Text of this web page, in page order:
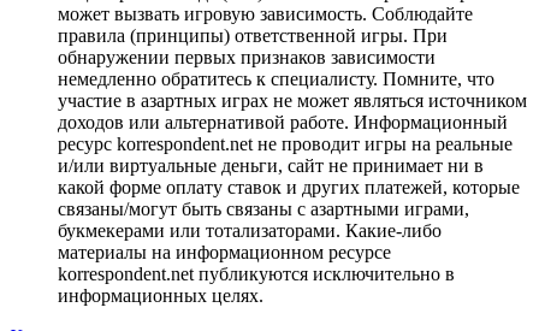
может вызвать игровую зависимость. Соблюдайте
правила (принципы) ответственной игры. При
обнаружении первых признаков зависимости
немедленно обратитесь к специалисту. Помните, что
участие в азартных играх не может являться источником
доходов или альтернативой работе. Информационный
ресурс korrespondent.net не проводит игры на реальные
и/или виртуальные деньги, сайт не принимает ни в
какой форме оплату ставок и других платежей, которые
связаны/могут быть связаны с азартными играми,
букмекерами или тотализаторами. Какие-либо
материалы на информационном ресурсе
korrespondent.net публикуются исключительно в
информационных целях.